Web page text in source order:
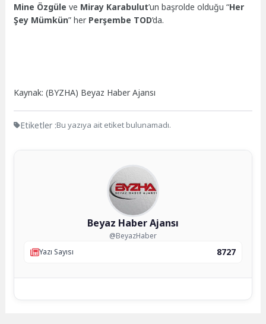
Mine Özgüleve Miray Karabulut’un başrolde olduğu “Her
Şey Mümkün” her Perşembe TOD’da.
Kaynak: (BYZHA) Beyaz Haber Ajansı
Etiketler :Bu yazıya ait etiket bulunamadı.
Beyaz Haber Ajansı
@BeyazHaber
Yazı Sayısı
8727